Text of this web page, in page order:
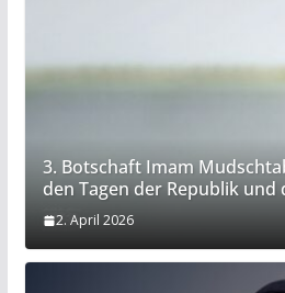
3. Botschaft Imam
den Tagen der Republik und
2. April 2026